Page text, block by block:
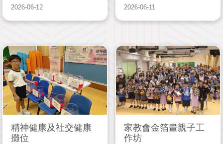
2026-06-12 2026-06-11
精神健康及社交健康
攤位
家教會金箔畫親子工
作坊